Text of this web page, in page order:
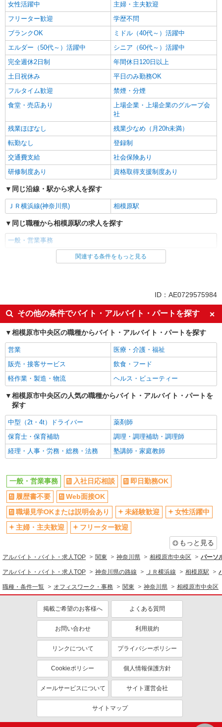
女性活躍中
主婦・主夫歓迎
フリーター歓迎
学歴不問
ブランクOK
ミドル（40代～）活躍中
エルダー（50代～）活躍中
シニア（60代～）活躍中
完全週休2日制
年間休日120日以上
土日祝休み
平日のみ勤務OK
フルタイム歓迎
禁煙・分煙
食堂・売店あり
上場企業・上場企業のグループ会
社
残業ほぼなし
残業少なめ（月20h未満）
転勤なし
登録制
交通費支給
社会保険あり
研修制度あり
資格取得支援制度あり
同じ沿線・駅から求人を探す
ＪＲ横浜線(神奈川県) 相模原駅
同じ職種から相模原駅の求人を探す
一般・営業事務
同じ雇用形態から相模原駅の求人を探す
入社日応相談
即日勤務OK
履歴書不要
Web面接OK
職場見学OKまたは説明会あり
未経験歓迎
女性活躍中
主婦・主夫歓迎
フリーター歓迎
学歴不問
ブランクOK
ミドル（40代～）活躍中
エルダー（50代～）活躍中
シニア（60代～）活躍中
完全週休2日制
土日祝休み
平日のみ勤務OK
フルタイム歓迎
禁煙・分煙
食堂・売店あり
上場企業・上場企業のグループ会
残業ほぼなし
残業少なめ（月20h未満）
転勤なし
交通費支給
社会保険あり
研修制度あり
資格取得支援制度あり
オフィスワーク・事務
一般・営業事務
同じ特徴から求人を探す
未経験歓迎
ミドル（40代～）活躍中
土日祝休み
上場企業・上場企業のグループ会
交通費支給
社会保険あり
関連する条件をもっと見る
ID：AE0729575984
その他の条件でバイト・アルバイト・パートを探す
相模原市中央区の職種からバイト・アルバイト・パートを探す
営業
医療・介護・福祉
販売・接客サービス
飲食・フード
軽作業・製造・物流
ヘルス・ビューティー
相模原市中央区の人気の職種からバイト・アルバイト・パートを
探す
中型（2t・4t）ドライバー
薬剤師
保育士・保育補助
調理・調理補助・調理師
経理・人事・労務・総務・法務
塾講師・家庭教師
一般・営業事務 入社日応相談
即日勤務OK
履歴書不要
Web面接OK
職場見学OKまたは説明会あり
未経験歓迎
女性活躍中
主婦・主夫歓迎
フリーター歓迎
もっと見る
アルバイト・バイト・求人TOP 関東 神奈川県 相模原市中央区 パーソ
アルバイト・バイト・求人TOP 神奈川県の路線 ＪＲ横浜線 相模原駅
職種・条件一覧 オフィスワーク・事務 関東 神奈川県 相模原市中央区
掲載ご希望のお客様へ よくある質問
お問い合わせ 利用規約
リンクについて プライバシーポリシー
Cookieポリシー 個人情報保護方針
メールサービスについて サイト運営会社
サイトマップ